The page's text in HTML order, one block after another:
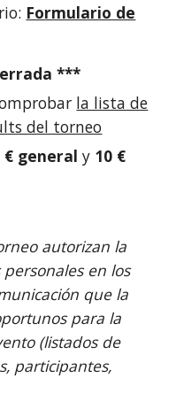
Formulario de
***
la lista de
del torneo
€ general y 10 €
autorizan la
en los
que la
para la
(listados de
participantes,